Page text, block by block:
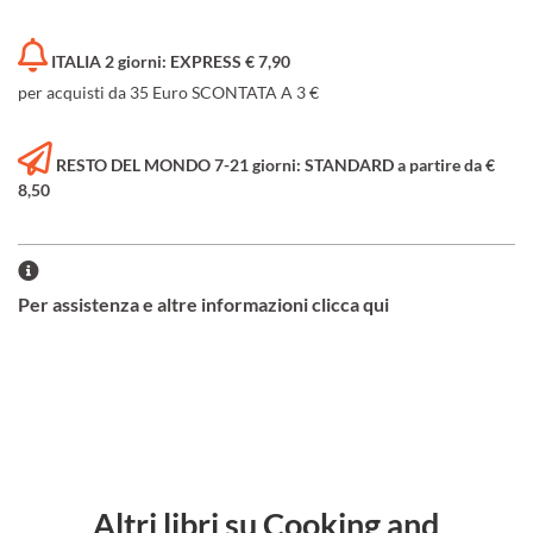
ITALIA 2 giorni: EXPRESS € 7,90
per acquisti da 35 Euro SCONTATA A 3 €
RESTO DEL MONDO 7-21 giorni: STANDARD a partire da €
8,50
Per assistenza e altre informazioni clicca qui
Altri libri su Cooking and